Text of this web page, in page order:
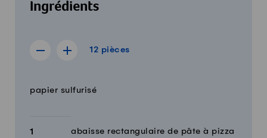
Ingrédients
12 pièces
Afficher la recette de 11 pièces
Afficher la recette de 13 pièces
12 pièces
QuantitéIngrédients
papier sulfurisé
1
abaisse rectangulaire de pâte à pizza